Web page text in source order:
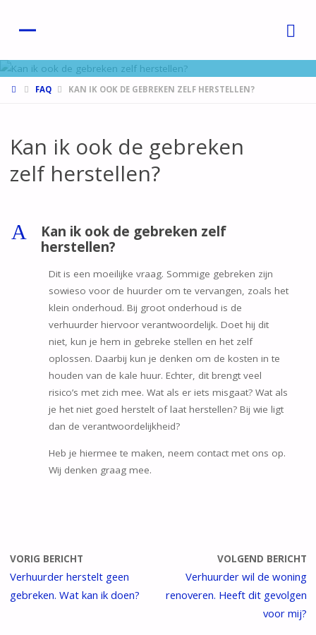
HOMEFAQ KAN IK OOK DE GEBREKEN ZELF HERSTELLEN?
Kan ik ook de gebreken
zelf herstellen?
A
Kan ik ook de gebreken zelf
herstellen?
Dit is een moeilijke vraag. Sommige gebreken zijn
sowieso voor de huurder om te vervangen, zoals het
klein onderhoud. Bij groot onderhoud is de
verhuurder hiervoor verantwoordelijk. Doet hij dit
niet, kun je hem in gebreke stellen en het zelf
oplossen. Daarbij kun je denken om de kosten in te
houden van de kale huur. Echter, dit brengt veel
risico’s met zich mee. Wat als er iets misgaat? Wat als
je het niet goed herstelt of laat herstellen? Bij wie ligt
dan de verantwoordelijkheid?
Heb je hiermee te maken, neem contact met ons op.
Wij denken graag mee.
VORIG BERICHT
Verhuurder herstelt geen
gebreken. Wat kan ik doen?
VOLGEND BERICHT
Verhuurder wil de woning
renoveren. Heeft dit gevolgen
voor mij?